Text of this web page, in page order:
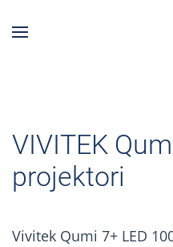
VIVITEK
projektori
Vivitek Qumi 7+ LED